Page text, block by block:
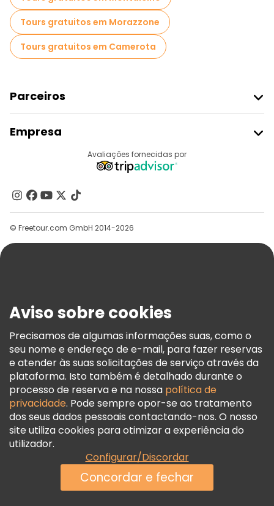
Tours gratuitos em Morazzone
Tours gratuitos em Camerota
Parceiros
Registo Do Fornecedor
Programa De Afiliados
Empresa
Contacte-Nos
Grupos
Ajuda
Termos E Informações Legais
Política De Cookies
Freetour Prémios
Programa De Fidelidade
Avaliações fornecidas por
© Freetour.com GmbH 2014-2026
Aviso sobre cookies
Precisamos de algumas informações suas, como o
seu nome e endereço de e-mail, para fazer reservas
e atender às suas solicitações de serviço através da
plataforma. Isto também é detalhado durante o
processo de reserva e na nossa política de
privacidade. Pode sempre opor-se ao tratamento
dos seus dados pessoais contactando-nos. O nosso
site utiliza cookies para otimizar a experiência do
utilizador.
Configurar/Discordar
Concordar e fechar